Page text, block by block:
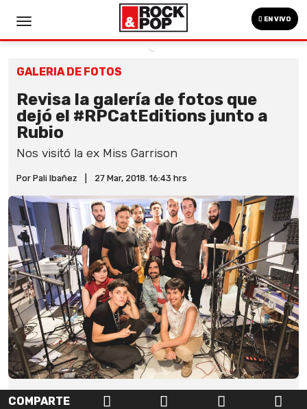
EN VIVO
GALERIA DE FOTOS
Revisa la galería de fotos que
dejó el #RPCatEditions junto a
Rubio
Nos visitó la ex Miss Garrison
Por Pali Ibañez 27 Mar, 2018. 16:43 hrs
COMPARTE